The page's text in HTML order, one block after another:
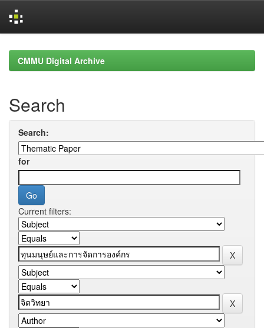
navigationCMMU Digital Archive
Search
Search:
for
Current filters: